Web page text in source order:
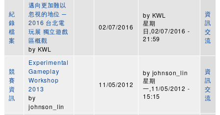
紀
錄
檔
案
邁向更加難以
忽視的地位 ─
2016 台北電
玩展 獨立遊戲
區概觀
by KWL
02/07/2016
by KWL
星期
日,02/07/2016 -
21:59
資
訊
交
流
競
賽
資
訊
Experimental
Gameplay
Workshop
2013
by
johnson_lin
11/05/2012
by johnson_lin
星期
一,11/05/2012 -
15:15
資
訊
交
流